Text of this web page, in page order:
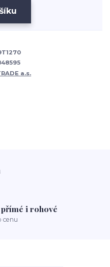
a.s.
i rohové
cenu